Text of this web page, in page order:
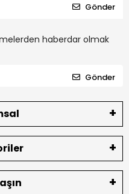
Gönder
haberdar olmak
Gönder